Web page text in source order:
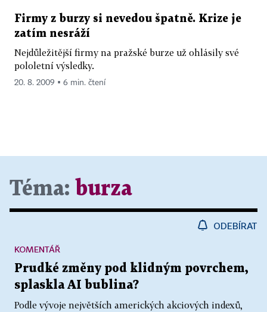
Firmy z burzy si nevedou špatně. Krize je
zatím nesráží
Nejdůležitější firmy na pražské burze už ohlásily své
pololetní výsledky.
20. 8. 2009 ▪ 6 min. čtení
Téma: burza
ODEBÍRAT
Prudké změny pod klidným povrchem,
splaskla AI bublina?
Podle vývoje největších amerických akciových indexů,
KOMENTÁŘ